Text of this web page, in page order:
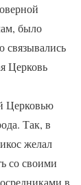
было
связывались
Церковь
Церковью
Так, в
желал
со своими
в